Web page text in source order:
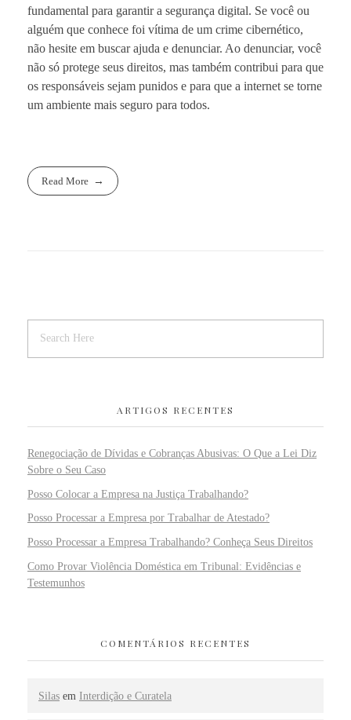
fundamental para garantir a segurança digital. Se você ou
alguém que conhece foi vítima de um crime cibernético,
não hesite em buscar ajuda e denunciar. Ao denunciar, você
não só protege seus direitos, mas também contribui para que
os responsáveis sejam punidos e para que a internet se torne
um ambiente mais seguro para todos.
Read More
ARTIGOS RECENTES
Renegociação de Dívidas e Cobranças Abusivas: O Que a Lei Diz
Sobre o Seu Caso
Posso Colocar a Empresa na Justiça Trabalhando?
Posso Processar a Empresa por Trabalhar de Atestado?
Posso Processar a Empresa Trabalhando? Conheça Seus Direitos
Como Provar Violência Doméstica em Tribunal: Evidências e
Testemunhos
COMENTÁRIOS RECENTES
Silas em Interdição e Curatela